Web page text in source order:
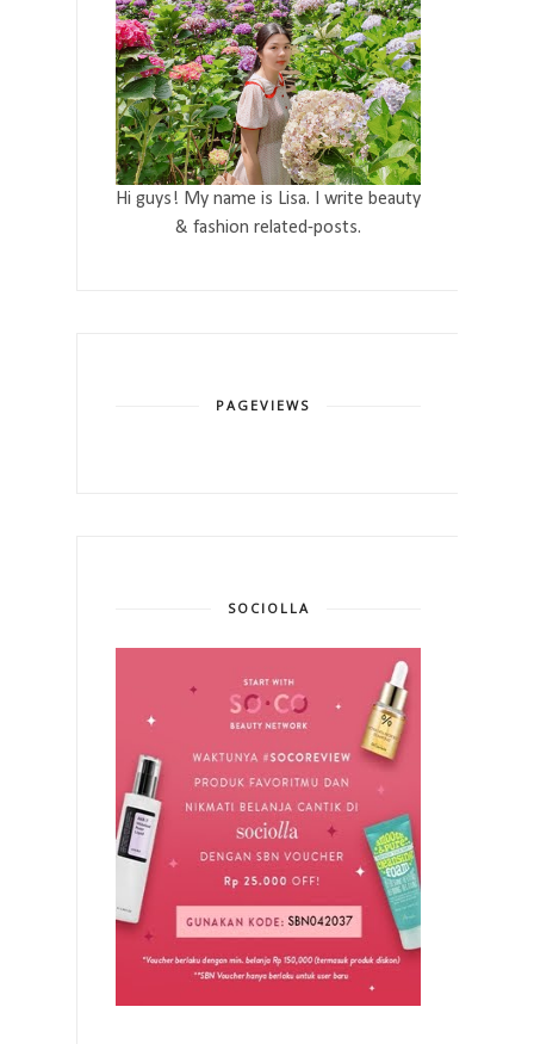
Hi guys! My name is Lisa. I write beauty
& fashion related-posts.
PAGEVIEWS
SOCIOLLA